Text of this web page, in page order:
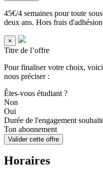
45€/4 semaines pour toute
deux ans. Hors frais
×
Titre de l’offre
Pour finaliser votre choix,
nous préciser :
Êtes-vous étudiant ?
Non
Oui
Durée de l'engagement
Ton abonnement
Valider cette offre
Horaires